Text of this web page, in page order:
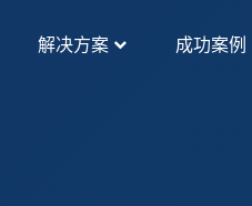
解决方案 成功案例